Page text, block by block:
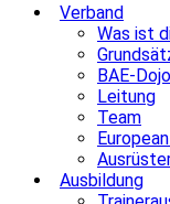
Verband
Was ist
BAE-
Leitung
Team
Ausbildung